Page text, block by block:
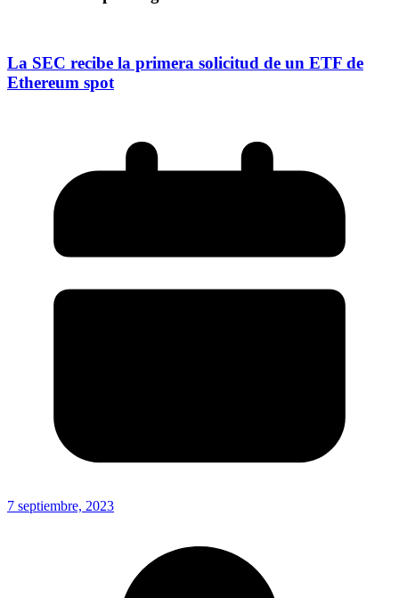
La SEC recibe la primera solicitud de un ETF de
Ethereum spot
7 septiembre, 2023